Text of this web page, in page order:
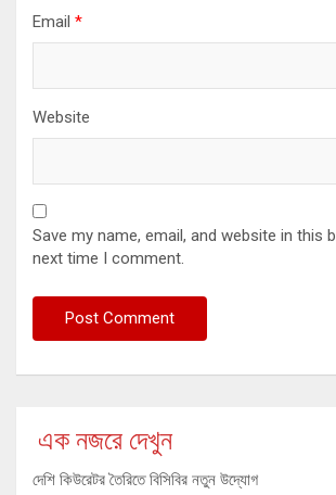
Email *
Website
Save my name, email, and website in this
next time I comment.
এক নজরে দেখুন
দেশি কিউরেটর তৈরিতে বিসিবির নতুন উদ্যোগ